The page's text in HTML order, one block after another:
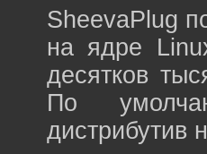
SheevaPlug
на ядре
десятков
По
дистрибутив